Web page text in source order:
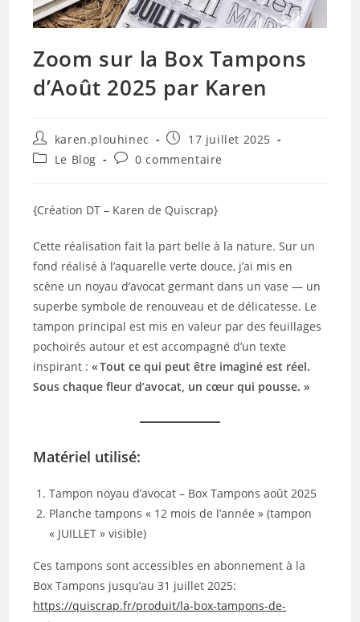
Zoom sur la Box Tampons
d’Août 2025 par Karen
Auteur/autrice
de
la
karen.plouhinec
Publication
publiée :
17 juillet 2025
PostLe Blog
Commentaires
publication :
0 commentaire
{Création DT – Karen de Quiscrap}
Cette réalisation fait la part belle à la nature. Sur un
fond réalisé à l’aquarelle verte douce, j’ai mis en
scène un noyau d’avocat germant dans un vase — un
superbe symbole de renouveau et de délicatesse. Le
tampon principal est mis en valeur par des feuillages
pochoirés autour et est accompagné d’un texte
inspirant :« Tout ce qui peut être imaginé est réel.
Sous chaque fleur d’avocat, un cœur qui pousse. »
Matériel utilisé:
Tampon noyau d’avocat – Box Tampons août 2025
Planche tampons « 12 mois de l’année » (tampon
« JUILLET » visible)
Ces tampons sont accessibles en abonnement à la
Box Tampons jusqu’au 31 juillet 2025:
https://quiscrap.fr/produit/la-box-tampons-de-